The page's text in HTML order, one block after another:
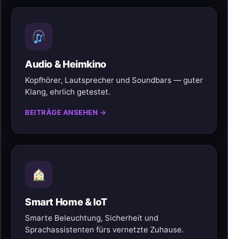
Audio & Heimkino
Kopfhörer, Lautsprecher und Soundbars — guter
Klang, ehrlich getestet.
BEITRÄGE ANSEHEN →
Smart Home & IoT
Smarte Beleuchtung, Sicherheit und
Sprachassistenten fürs vernetzte Zuhause.